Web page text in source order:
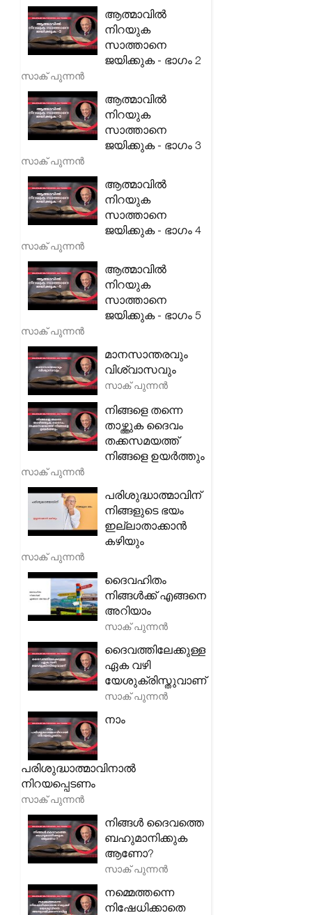
ആത്മാവിൽ
നിറയുക
സാത്താനെ
ജയിക്കുക - ഭാഗം 2
സാക് പുന്നൻ
ആത്മാവിൽ
നിറയുക
സാത്താനെ
ജയിക്കുക - ഭാഗം 3
സാക് പുന്നൻ
ആത്മാവിൽ
നിറയുക
സാത്താനെ
ജയിക്കുക - ഭാഗം 4
സാക് പുന്നൻ
ആത്മാവിൽ
നിറയുക
സാത്താനെ
ജയിക്കുക - ഭാഗം 5
സാക് പുന്നൻ
മാനസാന്തരവും
വിശ്വാസവും
സാക് പുന്നൻ
നിങ്ങളെ തന്നെ
താഴ്ത്തുക ദൈവം
തക്കസമയത്ത്
നിങ്ങളെ ഉയർത്തും
സാക് പുന്നൻ
പരിശുദ്ധാത്മാവിന്
നിങ്ങളുടെ ഭയം
ഇല്ലാതാക്കാൻ
കഴിയും
സാക് പുന്നൻ
ദൈവഹിതം
നിങ്ങൾക്ക് എങ്ങനെ
അറിയാം
സാക് പുന്നൻ
ദൈവത്തിലേക്കുള്ള
ഏക വഴി
യേശുക്രിസ്തുവാണ്
സാക് പുന്നൻ
നാം
പരിശുദ്ധാത്മാവിനാൽ
നിറയപ്പെടണം
സാക് പുന്നൻ
നിങ്ങൾ ദൈവത്തെ
ബഹുമാനിക്കുക
ആണോ?
സാക് പുന്നൻ
നമ്മെത്തന്നെ
നിഷേധിക്കാതെ